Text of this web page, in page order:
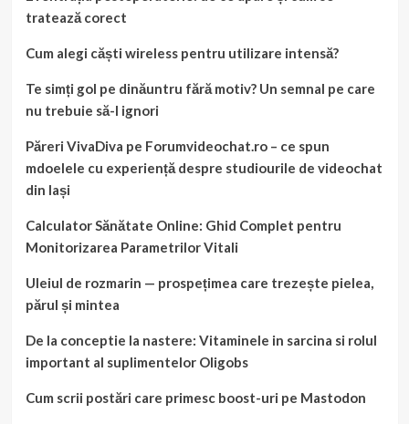
tratează corect
Cum alegi căști wireless pentru utilizare intensă?
Te simți gol pe dinăuntru fără motiv? Un semnal pe care
nu trebuie să-l ignori
Păreri VivaDiva pe Forumvideochat.ro – ce spun
mdoelele cu experiență despre studiourile de videochat
din Iași
Calculator Sănătate Online: Ghid Complet pentru
Monitorizarea Parametrilor Vitali
Uleiul de rozmarin — prospețimea care trezește pielea,
părul și mintea
De la conceptie la nastere: Vitaminele in sarcina si rolul
important al suplimentelor Oligobs
Cum scrii postări care primesc boost-uri pe Mastodon